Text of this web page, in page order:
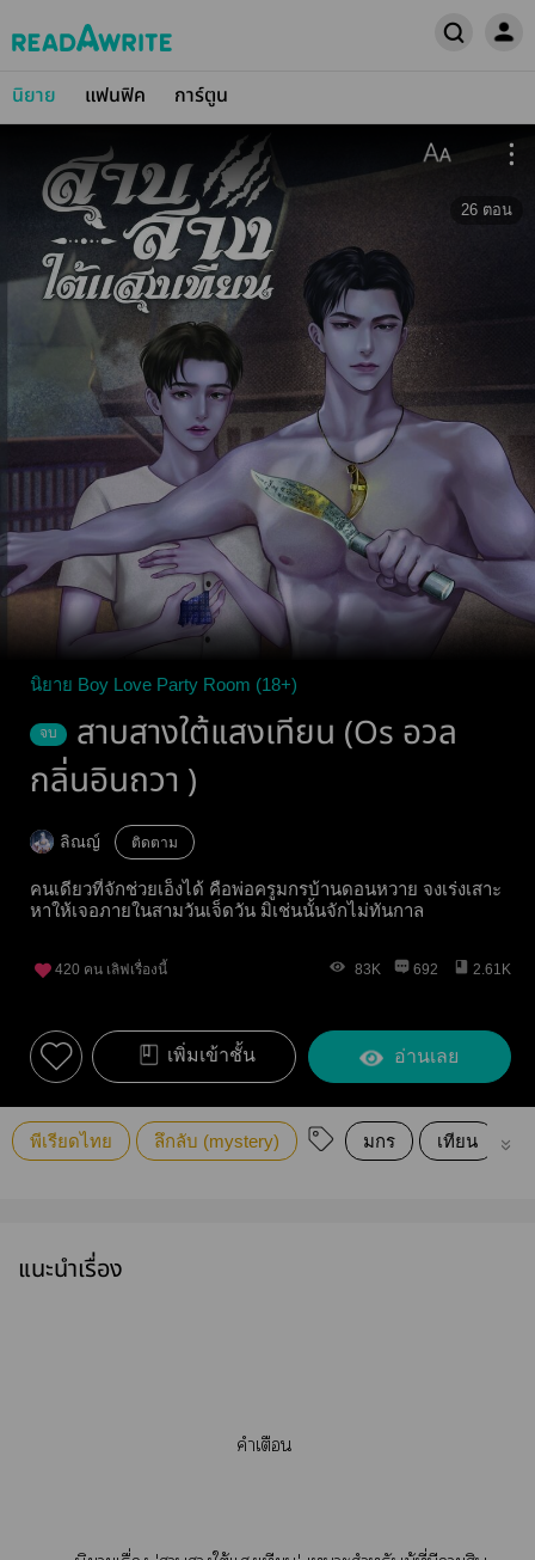
นิยาย แฟนฟิค การ์ตูน
26 ตอน
นิยาย Boy Love Party Room (18+)
จบ
สาบสางใต้แสงเทียน (Os อวล
กลิ่นอินถวา )
ลิณญ์ ติดตาม
คนเดียวที่จักช่วยเอ็งได้ คือพ่อครูมกรบ้านดอนหวาย จงเร่งเสาะ
หาให้เจอภายในสามวันเจ็ดวัน มิเช่นนั้นจักไม่ทันกาล
420 คน เลิฟเรื่องนี้ 83K 692 2.61K
เพิ่มเข้าชั้น อ่านเลย
พีเรียดไทย ลึกลับ (mystery) มกร เทียน
แนะนำเรื่อง
คำเตือน